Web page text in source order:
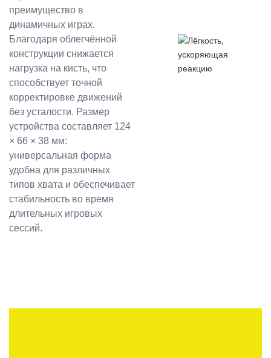
преимущество в
динамичных играх.
Благодаря облегчённой
конструкции снижается
нагрузка на кисть, что
способствует точной
корректировке движений
без усталости. Размер
устройства составляет 124
× 66 × 38 мм:
универсальная форма
удобна для различных
типов хвата и обеспечивает
стабильность во время
длительных игровых
сессий.